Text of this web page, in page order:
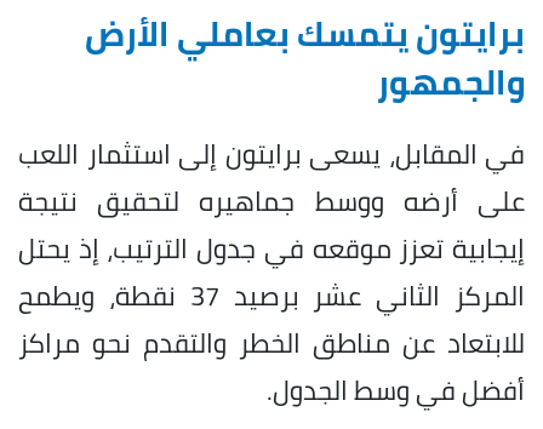
برايتون يتمسك بعاملي الأرض
والجمهور
في المقابل، يسعى برايتون إلى استثمار اللعب
على أرضه ووسط جماهيره لتحقيق نتيجة
إيجابية تعزز موقعه في جدول الترتيب، إذ يحتل
المركز الثاني عشر برصيد 37 نقطة، ويطمح
للابتعاد عن مناطق الخطر والتقدم نحو مراكز
أفضل في وسط الجدول.